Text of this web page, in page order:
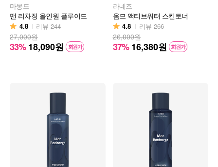
마몽드
맨 리차징 올인원 플루이드
4.8 리뷰 244
27,000원
33% 18,090원 회원가
라네즈
옴므 액티브워터 스킨토너
4.8 리뷰 266
26,000원
37% 16,380원 회원가